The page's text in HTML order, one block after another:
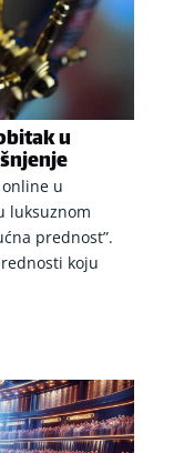
u
u
luksuznom
prednost”.
koju